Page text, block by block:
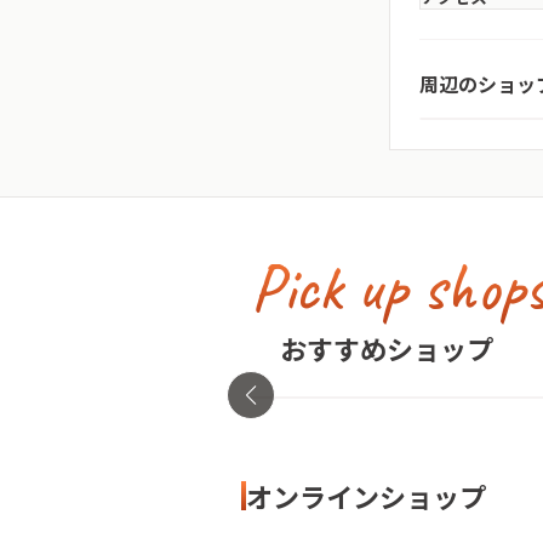
周辺のショッ
愛知県・名古屋
Pick up
おすすめショップ
古着屋no pain no gain(ノーペ
イン)
東京都・渋谷区
オンラインショップ